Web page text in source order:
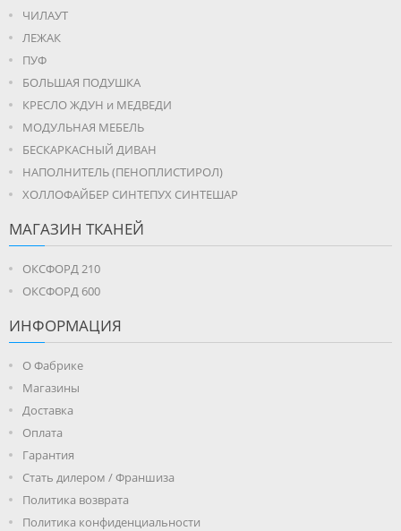
ЧИЛАУТ
ЛЕЖАК
ПУФ
БОЛЬШАЯ ПОДУШКА
КРЕСЛО ЖДУН и МЕДВЕДИ
МОДУЛЬНАЯ МЕБЕЛЬ
БЕСКАРКАСНЫЙ ДИВАН
НАПОЛНИТЕЛЬ (ПЕНОПЛИСТИРОЛ)
ХОЛЛОФАЙБЕР СИНТЕПУХ СИНТЕШАР
МАГАЗИН ТКАНЕЙ
ОКСФОРД 210
ОКСФОРД 600
ИНФОРМАЦИЯ
О Фабрике
Магазины
Доставка
Оплата
Гарантия
Стать дилером / Франшиза
Политика возврата
Политика конфиденциальности